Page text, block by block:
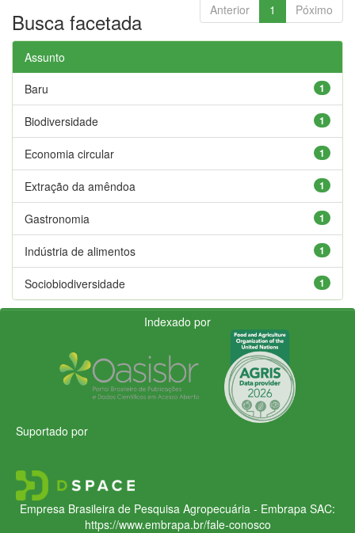
Anterior 1 Póximo
Busca facetada
Assunto
1
Baru
1
Biodiversidade
1
Economia circular
1
Extração da amêndoa
1
Gastronomia
1
Indústria de alimentos
1
Sociobiodiversidade
Indexado por
Suportado por
Empresa Brasileira de Pesquisa Agropecuária - Embrapa SAC:
https://www.embrapa.br/fale-conosco